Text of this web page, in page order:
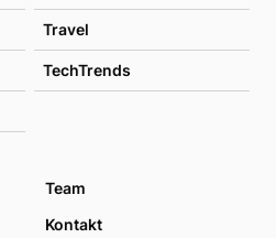
Travel
TechTrends
Team
Kontakt